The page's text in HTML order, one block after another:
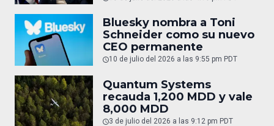
Bluesky nombra a Toni
Schneider como su nuevo
CEO permanente
10 de julio del 2026 a las 9:55 pm PDT
Quantum Systems
recauda 1,200 MDD y vale
8,000 MDD
3 de julio del 2026 a las 9:12 pm PDT